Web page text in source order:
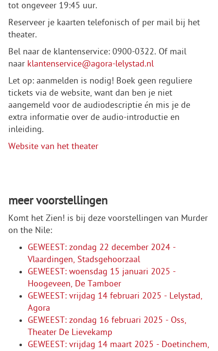
tot ongeveer 19:45 uur.
Reserveer je kaarten telefonisch of per mail bij het
theater.
Bel naar de klantenservice: 0900-0322. Of mail
naar klantenservice@agora-lelystad.nl
Let op: aanmelden is nodig! Boek geen reguliere
tickets via de website, want dan ben je niet
aangemeld voor de audiodescriptie én mis je de
extra informatie over de audio-introductie en
inleiding.
Website van het theater
meer voorstellingen
Komt het Zien! is bij deze voorstellingen van Murder
on the Nile:
GEWEEST: zondag 22 december 2024 -
Vlaardingen, Stadsgehoorzaal
GEWEEST: woensdag 15 januari 2025 -
Hoogeveen, De Tamboer
GEWEEST: vrijdag 14 februari 2025 - Lelystad,
Agora
GEWEEST: zondag 16 februari 2025 - Oss,
Theater De Lievekamp
GEWEEST: vrijdag 14 maart 2025 - Doetinchem,